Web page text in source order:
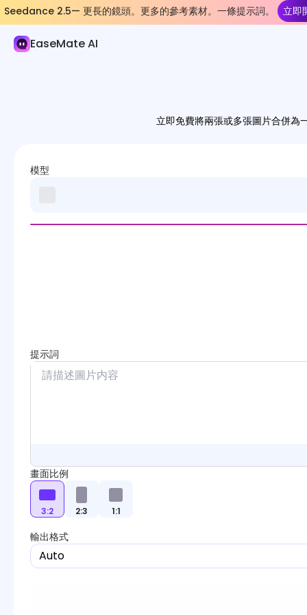
Seedance 2.5— 更長的鏡頭。更多的參考素材。一條提示詞。 立即
EaseMate AI
AI 圖像
圖像生成器
立即免費將兩張或多張圖片合併為
模型
提示詞
畫面比例
3:2 2:3 1:1
輸出格式
Auto